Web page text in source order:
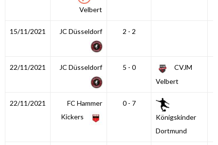
Velbert
15/11/2021 JC Düsseldorf 2 - 2
22/11/2021 JC Düsseldorf 5 - 0
CVJM
Velbert
22/11/2021
FC Hammer
Kickers
0 - 7
Königskinder
Dortmund